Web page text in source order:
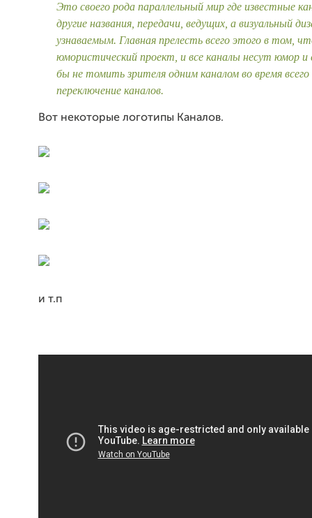
Это своего рода параллельный мир где известные
другие названия, передачи, ведущих, а визуальный
узнаваемым. Главная прелесть всего этого в том,
юмористический проект, и все каналы несут юмор
бы не томить зрителя одним каналом во время
переключение каналов.
Вот некоторые логотипы Каналов.
и т.п